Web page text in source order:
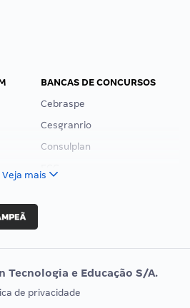
BANCAS DE CONCURSOS
Cebraspe
Cesgranrio
Consulplan
Vunesp
EXAME DE ORDEM
Veja mais
Tecnologia e Educação S/A.
de privacidade